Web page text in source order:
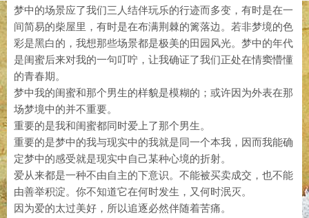
梦中的场景应了我们三人结伴玩乐的行迹而多变，有时是在一
间简易的柴屋里，有时是在布满荆棘的篱落边。若非梦境的色
彩是黑白的，我想那些场景都是极美的田园风光。梦中的年代
是闺蜜后来对我的一句叮咛，让我确证了我们正处在情窦懵懂
的青春期。
梦中我的闺蜜和那个男生的样貌是模糊的；或许因为外表在那
场梦境中的并不重要。
重要的是我和闺蜜都同时爱上了那个男生。
重要的是梦中的我与现实中的我就是同一个本我，因而我能确
定梦中的感受就是现实中自己某种心境的折射。
爱从来都是一种不由自主的下意识。不能被买卖成交，也不能
由善举积淀。你不知道它在何时发生，又何时泯灭。
因为爱的太过美好，所以追逐必然伴随着苦痛。